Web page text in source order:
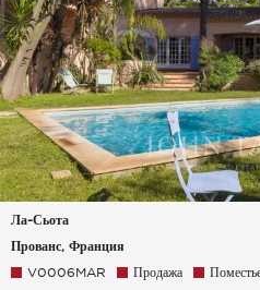
Ла-Сьота
Прованс, Франция
V0006MAR Продажа